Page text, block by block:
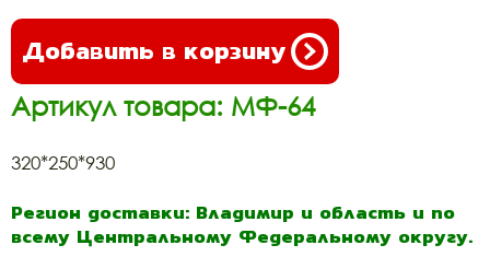
Добавить в корзину
Артикул товара: МФ-64
320*250*930
Регион доставки: Владимир и область и по
всему Центральному Федеральному округу.